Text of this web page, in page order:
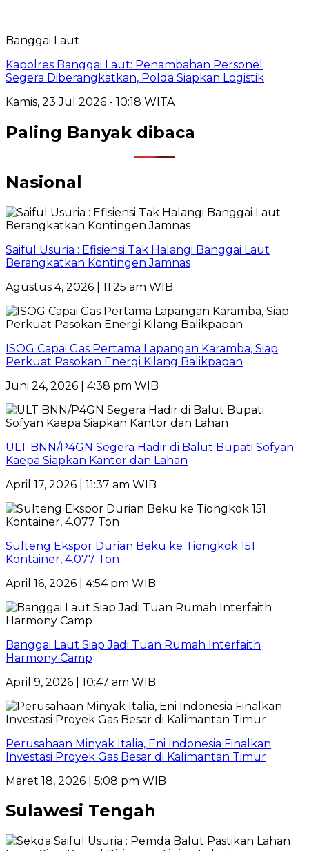
Banggai Laut
Kapolres Banggai Laut: Penambahan Personel
Segera Diberangkatkan, Polda Siapkan Logistik
Kamis, 23 Jul 2026 - 10:18 WITA
Paling Banyak dibaca
Nasional
Saiful Usuria : Efisiensi Tak Halangi Banggai Laut
Berangkatkan Kontingen Jamnas
Agustus 4, 2026 | 11:25 am WIB
ISOG Capai Gas Pertama Lapangan Karamba, Siap
Perkuat Pasokan Energi Kilang Balikpapan
Juni 24, 2026 | 4:38 pm WIB
ULT BNN/P4GN Segera Hadir di Balut Bupati Sofyan
Kaepa Siapkan Kantor dan Lahan
April 17, 2026 | 11:37 am WIB
Sulteng Ekspor Durian Beku ke Tiongkok 151
Kontainer, 4.077 Ton
April 16, 2026 | 4:54 pm WIB
Banggai Laut Siap Jadi Tuan Rumah Interfaith
Harmony Camp
April 9, 2026 | 10:47 am WIB
Perusahaan Minyak Italia, Eni Indonesia Finalkan
Investasi Proyek Gas Besar di Kalimantan Timur
Maret 18, 2026 | 5:08 pm WIB
Sulawesi Tengah